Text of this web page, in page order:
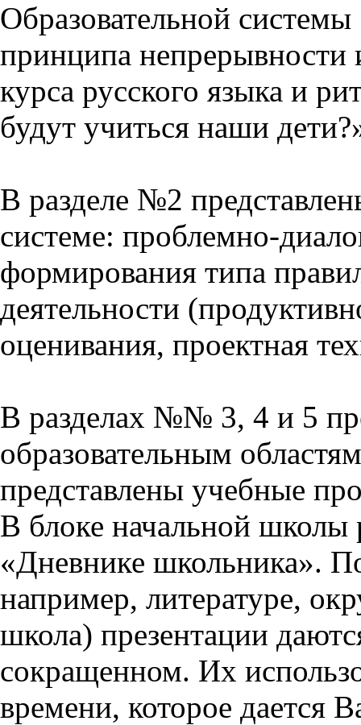
Образовательной
принципа непрерывности
курса русского языка и
будут учиться наши
В разделе №2
системе: проблемно-
формирования типа
деятельности
оценивания, проектная
В разделах №№ 3, 4 и 5
образовательным
представлены учебные
В блоке начальной школы
«Дневнике школьника».
например, литературе,
школа) презентации
сокращенном. Их
времени, которое дается